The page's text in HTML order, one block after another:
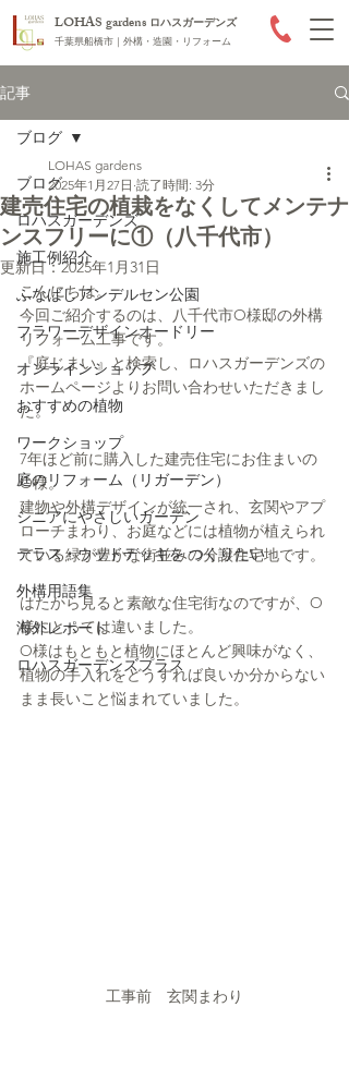
LOHAS gardens ロハスガーデンズ
千葉県船橋市｜外構・造園・リフォーム
記事
ブログ
ロハスガーデンズ
施工例紹介
ふなばしアンデルセン公園
フラワーデザインオードリー
オンラインショップ
おすすめの植物
ワークショップ
庭のリフォーム（リガーデン）
シニアにやさしいガーデン
テラス・ウッドデッキを つくりたい
外構用語集
海外レポート
ロハスガーデンズプラス
ブログ
建売住宅の植栽をなくしてメンテナ
ンスフリーに①（八千代市）
LOHAS gardens
2025年1月27日 読了時間: 3分
更新日：2025年1月31日
こんにちは。
今回ご紹介するのは、八千代市O様邸の外構
リフォーム工事です。
『庭じまい』と検索し、ロハスガーデンズの
ホームページよりお問い合わせいただきまし
た。
7年ほど前に購入した建売住宅にお住まいの
O様。
建物や外構デザインが統一され、玄関やアプ
ローチまわり、お庭などには植物が植えられ
ている緑が豊かな街並みの分譲住宅地です。
はたから見ると素敵な住宅街なのですが、O
様にとっては違いました。
O様はもともと植物にほとんど興味がなく、
植物の手入れをどうすれば良いか分からない
まま長いこと悩まれていました。
工事前　玄関まわり